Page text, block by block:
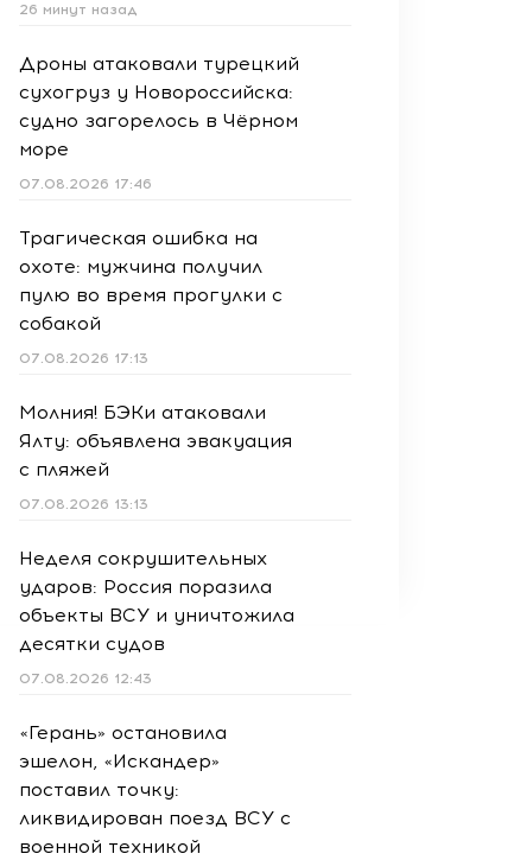
26 минут назад
Дроны атаковали турецкий
сухогруз у Новороссийска:
судно загорелось в Чёрном
море
07.08.2026 17:46
Трагическая ошибка на
охоте: мужчина получил
пулю во время прогулки с
собакой
07.08.2026 17:13
Молния! БЭКи атаковали
Ялту: объявлена эвакуация
с пляжей
07.08.2026 13:13
Неделя сокрушительных
ударов: Россия поразила
объекты ВСУ и уничтожила
десятки судов
07.08.2026 12:43
«Герань» остановила
эшелон, «Искандер»
поставил точку:
ликвидирован поезд ВСУ с
военной техникой